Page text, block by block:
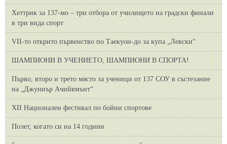
Хеттрик за 137-мо – три отбора от училището на градски финали
в три вида спорт
VII-то открито първенство по Таекуон-до за купа „Левски“
ШАМПИОНИ В УЧЕНИЕТО, ШАМПИОНИ В СПОРТА!
Първо, второ и трето място за ученици от 137 СОУ в състезание
на „Джуниър Ачийвмънт“
XII Национален фестивал по бойни спортове
Полет, когато си на 14 години